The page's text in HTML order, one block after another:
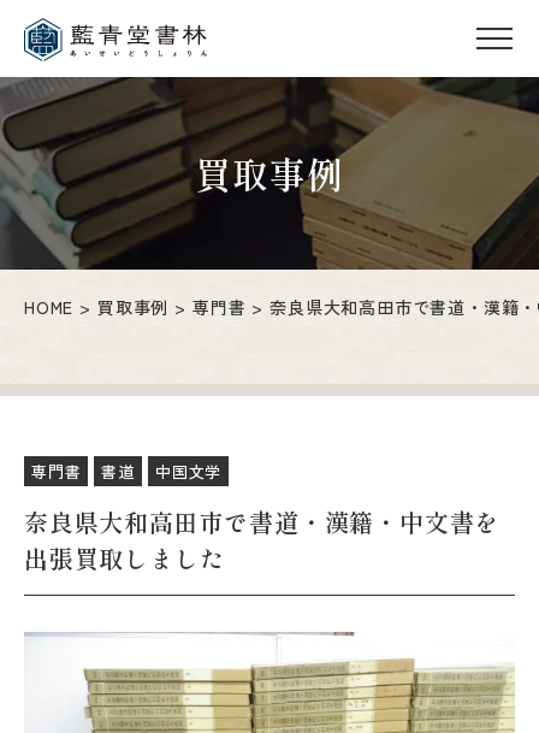
買取事例
HOME 買取事例 専門書 奈良県大和高田市で書道・漢籍
専門書 書道 中国文学
奈良県大和高田市で書道・漢籍・中文書を
出張買取しました